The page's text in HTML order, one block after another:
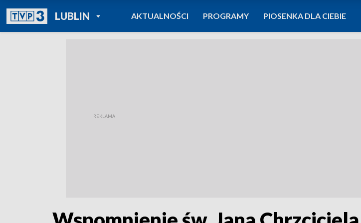
LUBLINPOWRÓT DO
TVP REGIONY
AKTUALNOŚCI PROGRAMY PIOSENKA DLA CIEBIE